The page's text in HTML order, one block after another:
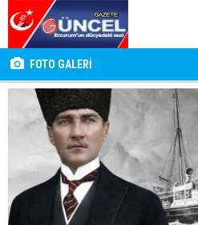
FOTO GALERİ